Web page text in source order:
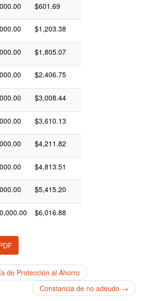
$601.69
$1,203.38
$1,805.07
$2,406.75
$3,008.44
$3,610.13
$4,211.82
$4,813.51
$5,415.20
$6,016.88
de Protección al Ahorro
Constancia de no adeudo →